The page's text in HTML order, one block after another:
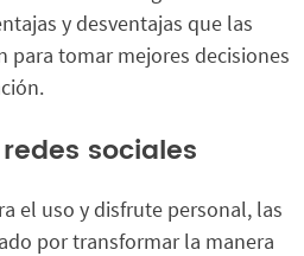
y desventajas que las
para tomar mejores decisiones
sociales
el uso y disfrute personal, las
por transformar la manera